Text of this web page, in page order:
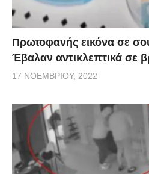
Πρωτοφανής εικόνα σε
Έβαλαν αντικλεπτικά σε
17 ΝΟΕΜΒΡΊΟΥ, 2022